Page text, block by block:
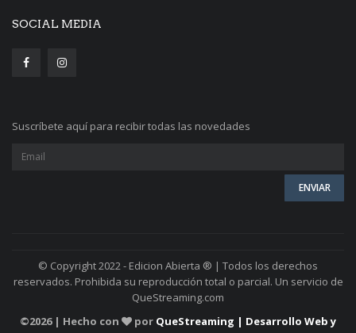
SOCIAL MEDIA
Suscríbete aquí para recibir todas las novedades
© Copyright 2022 - Edicion Abierta ® | Todos los derechos
reservados. Prohibida su reproducción total o parcial. Un servicio de
QueStreaming.com
©2026 | Hecho con por QueStreaming | Desarrollo Web y